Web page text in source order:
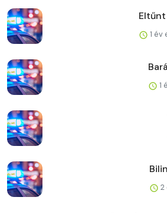
Eltűnt
1 év
1
2